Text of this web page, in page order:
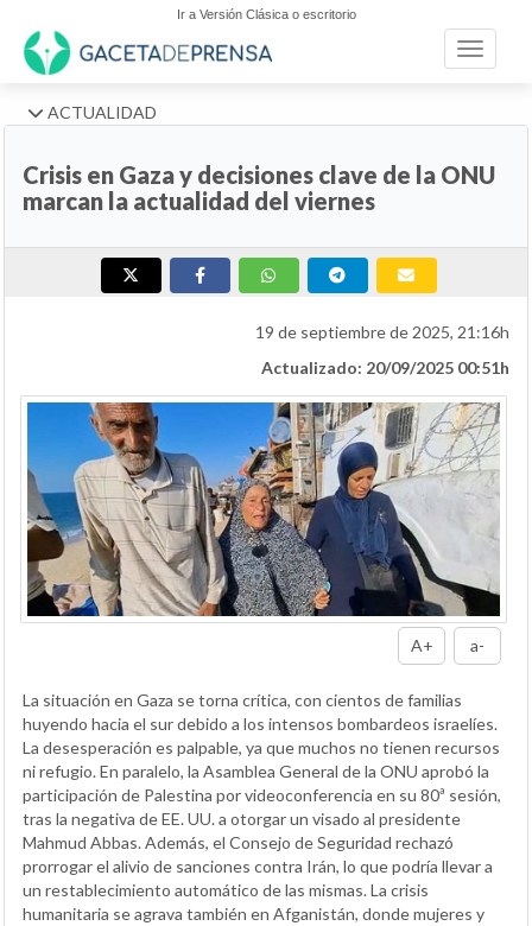
Ir a Versión Clásica o escritorio
Toggle
ACTUALIDAD
Crisis en Gaza y decisiones clave de la ONU
marcan la actualidad del viernes
19 de septiembre de 2025, 21:16h
Actualizado: 20/09/2025 00:51h
A+ a-
La situación en Gaza se torna crítica, con cientos de familias
huyendo hacia el sur debido a los intensos bombardeos israelíes.
La desesperación es palpable, ya que muchos no tienen recursos
ni refugio. En paralelo, la Asamblea General de la ONU aprobó la
participación de Palestina por videoconferencia en su 80ª sesión,
tras la negativa de EE. UU. a otorgar un visado al presidente
Mahmud Abbas. Además, el Consejo de Seguridad rechazó
prorrogar el alivio de sanciones contra Irán, lo que podría llevar a
un restablecimiento automático de las mismas. La crisis
humanitaria se agrava también en Afganistán, donde mujeres y